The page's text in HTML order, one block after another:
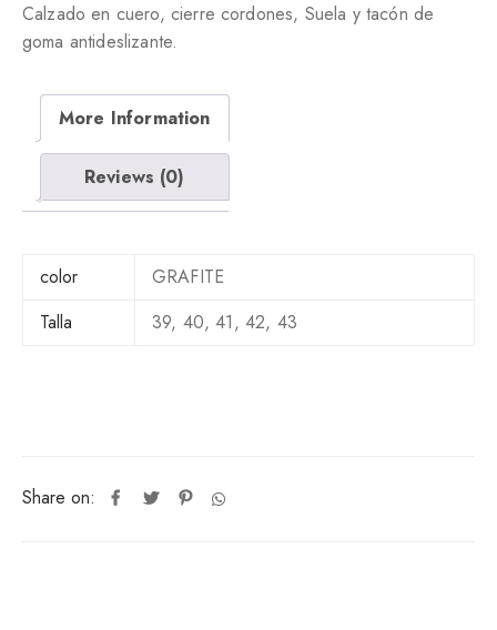
Calzado en cuero, cierre cordones, Suela y tacón de
goma antideslizante.
Share on:
More Information
Reviews (0)
color
GRAFITE
Talla
39, 40, 41, 42, 43